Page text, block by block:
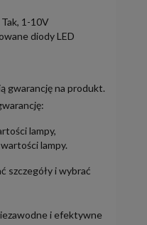
Tak, 1-10V
diody LED
gwarancję na produkt.
lampy,
lampy.
szczegóły i wybrać
i efektywne